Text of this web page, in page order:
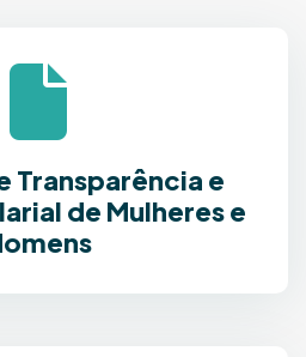
Transparência e
de Mulheres e